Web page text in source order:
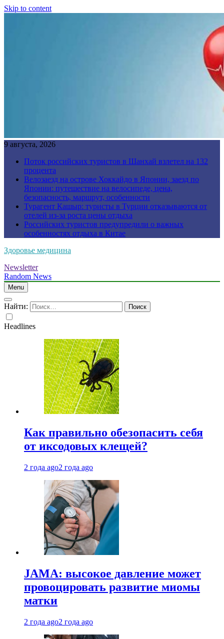
Skip to content
9 августа, 2026
Поток российских туристов в Шанхай взлетел на 132
процента
Велозаезд на острове Хоккайдо в Японии, заезд по
Японии: путешествие на велосипеде, цена,
безопасность, маршрут, особенности
Турагент Кашыр: туристы в Турции отказываются от
отелей из-за роста цены отдыха
Российских туристов предупредили о важных
особенностях отдыха в Китае
Здоровье медицина
Newsletter
Random News
Menu
Найти:
Headlines
Как правильно обезопасить себя
от иксодовых клещей?
2 года ago2 года ago
JAMA: высокое давление может
провоцировать развитие миомы
матки
2 года ago2 года ago